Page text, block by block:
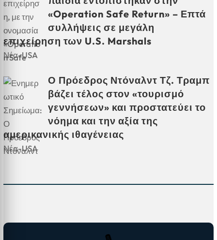
«Operation Safe Return» – Επτά
συλλήψεις σε μεγάλη
επιχείρηση των U.S. Marshals
Νέα-USA
Ο Πρόεδρος Ντόναλντ Τζ. Τραμπ
βάζει τέλος στον «τουρισμό
γεννήσεων» και προστατεύει το
νόημα και την αξία της
αμερικανικής ιθαγένειας
Νέα-USA